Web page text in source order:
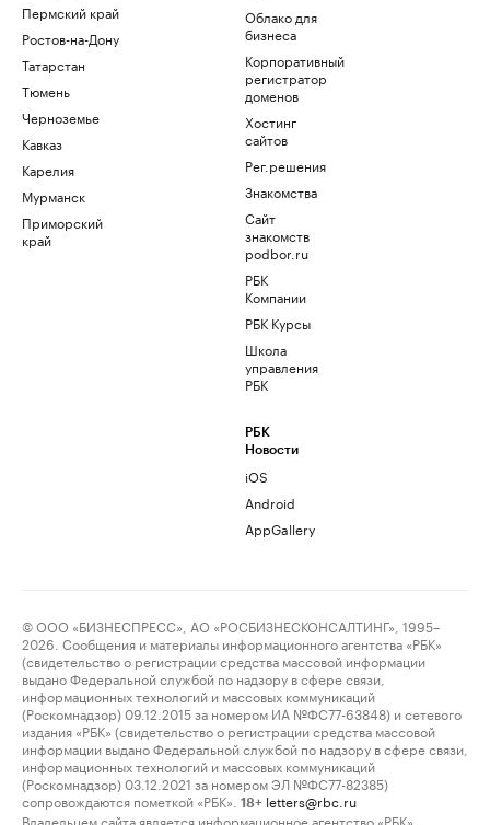
Пермский край
Ростов-на-Дону
Татарстан
Тюмень
Черноземье
Кавказ
Карелия
Мурманск
Приморский
край
Облако для
бизнеса
Корпоративный
регистратор
доменов
Хостинг
сайтов
Рег.решения
Знакомства
Сайт
знакомств
podbor.ru
РБК
Компании
РБК Курсы
Школа
управления
РБК
РБК
Новости
iOS
Android
AppGallery
© ООО «БИЗНЕСПРЕСС», АО «РОСБИЗНЕСКОНСАЛТИНГ», 1995–
2026. Сообщения и материалы информационного агентства «РБК»
(свидетельство о регистрации средства массовой информации
выдано Федеральной службой по надзору в сфере связи,
информационных технологий и массовых коммуникаций
(Роскомнадзор) 09.12.2015 за номером ИА №ФС77-63848) и сетевого
издания «РБК» (свидетельство о регистрации средства массовой
информации выдано Федеральной службой по надзору в сфере связи,
информационных технологий и массовых коммуникаций
(Роскомнадзор) 03.12.2021 за номером ЭЛ №ФС77-82385)
сопровождаются пометкой «РБК».
18+ letters@rbc.ru
Владельцем сайта является информационное агентство «РБК».